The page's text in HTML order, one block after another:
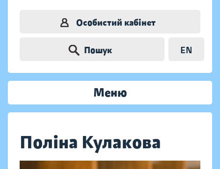
Особистий кабінет
Пошук EN
Меню
Поліна Кулакова